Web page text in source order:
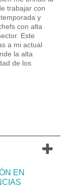
trabajar con
y
con alta
Este
a mi actual
la alta
de los
EN